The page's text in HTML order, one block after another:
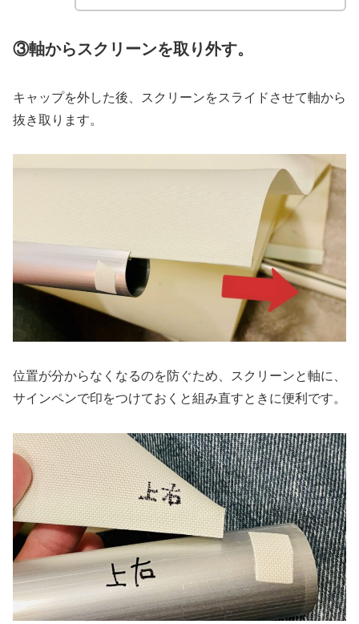
③軸からスクリーンを取り外す。
キャップを外した後、スクリーンをスライドさせて軸から
抜き取ります。
位置が分からなくなるのを防ぐため、スクリーンと軸に、
サインペンで印をつけておくと組み直すときに便利です。